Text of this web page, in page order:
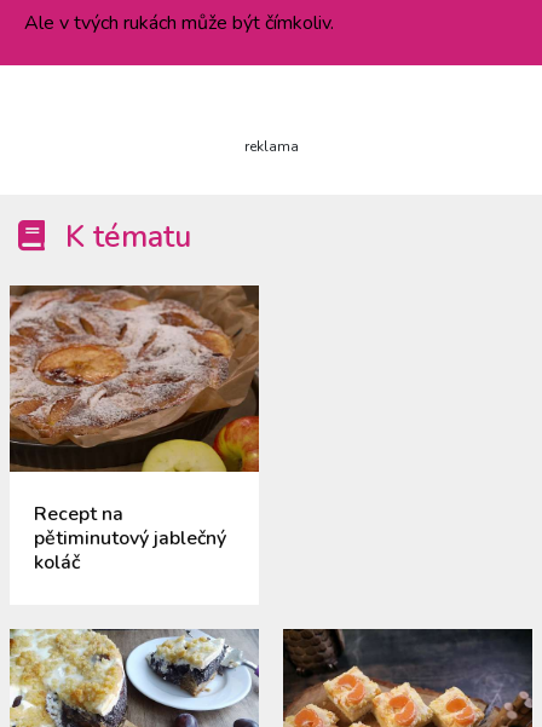
Ale v tvých rukách může být čímkoliv.
reklama
K tématu
Recept na
pětiminutový jablečný
koláč